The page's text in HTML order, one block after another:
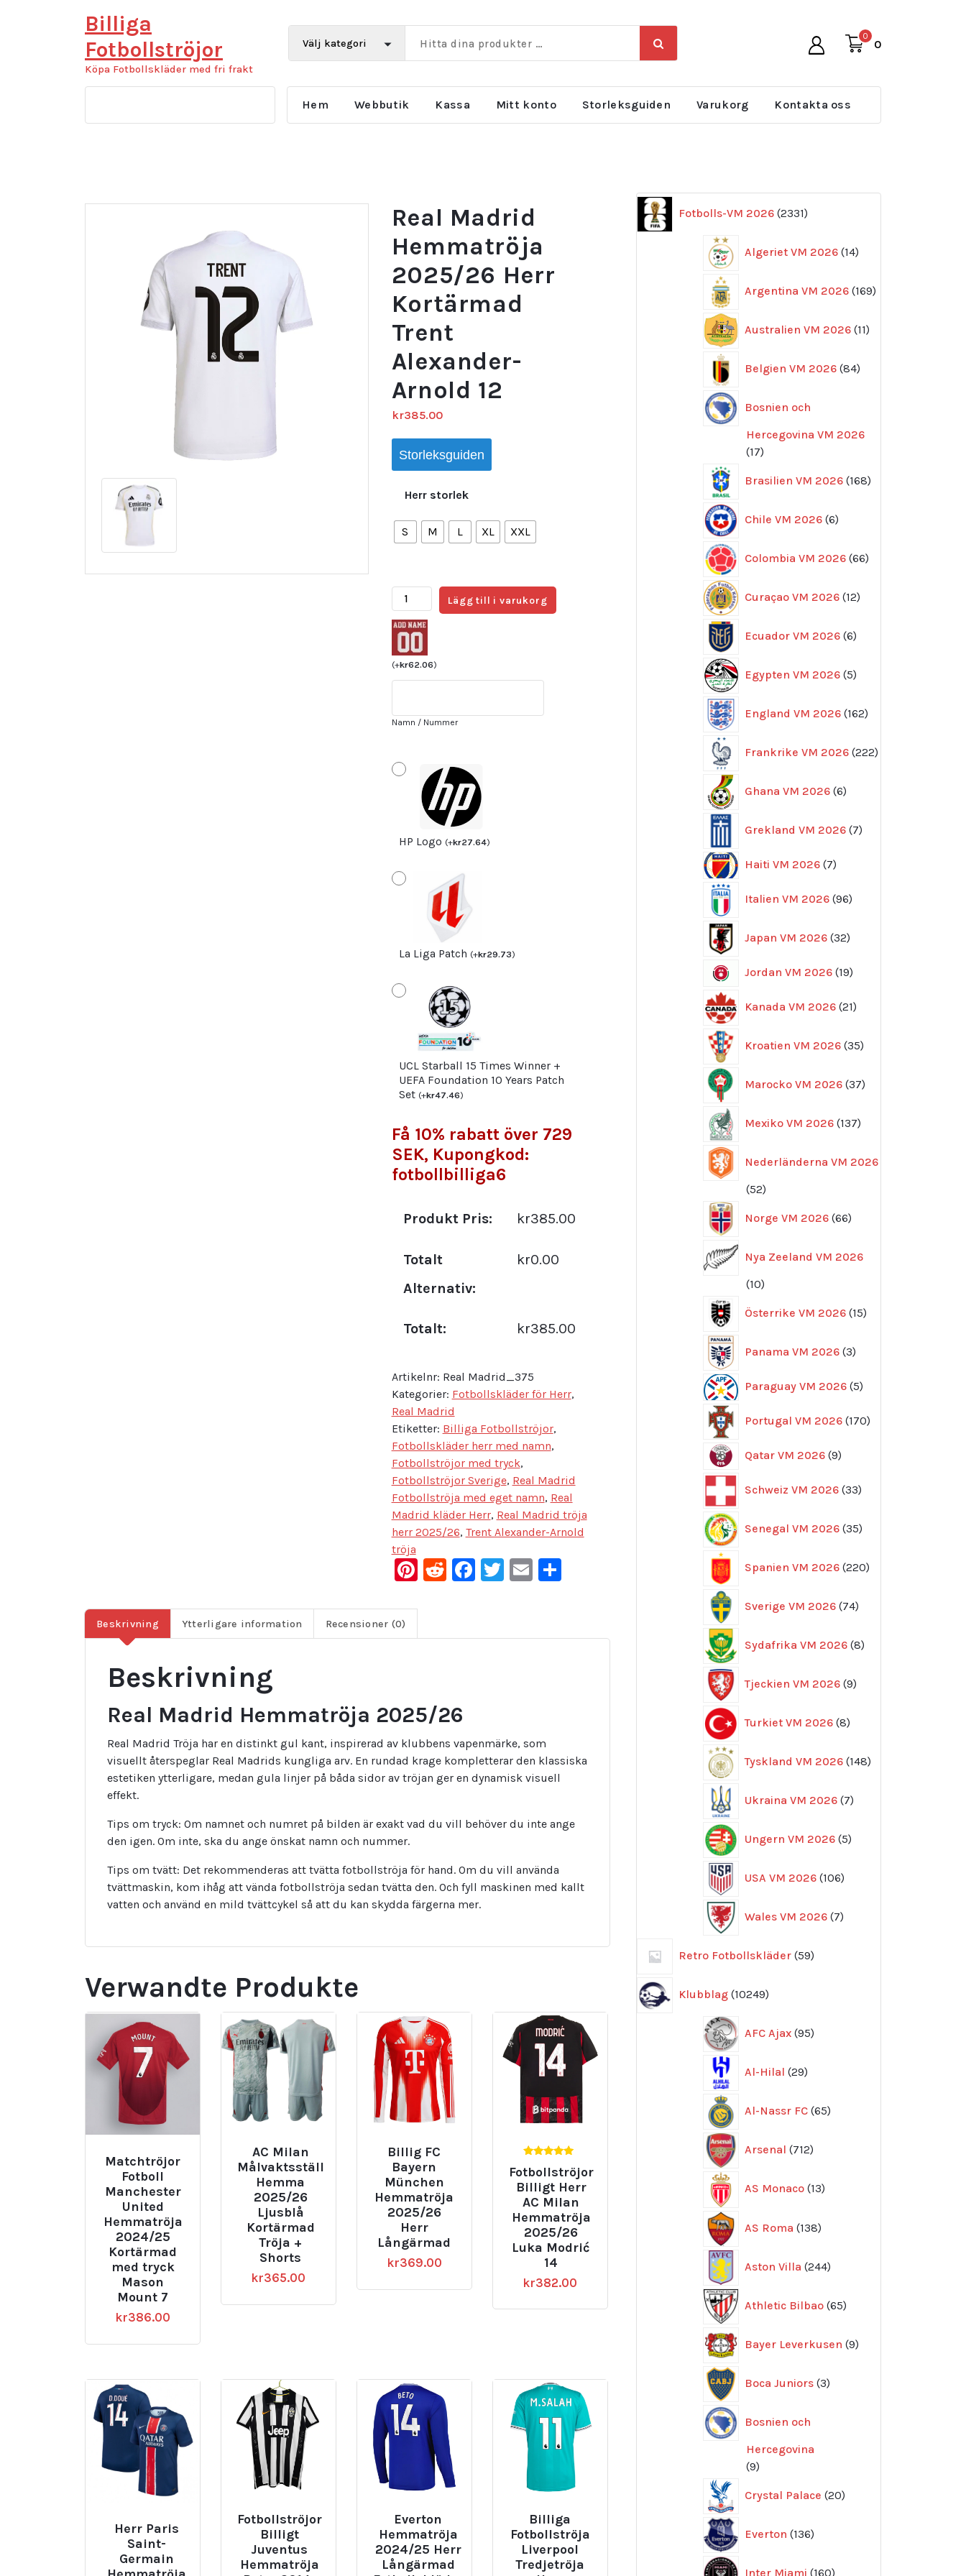
Billiga
Fotbollströjor
Köpa Fotbollskläder med fri frakt
0
0
Hem Webbutik Kassa Mitt konto Storleksguiden Varukorg Kontakta oss
Real Madrid
Hemmatröja
2025/26 Herr
Kortärmad
Trent
Alexander-
Arnold 12
kr385.00
Storleksguiden
Herr storlek
S M L XL XXL
Real
Madrid
Hemmatröja
2025/26
Herr
Kortärmad
Alexander-
mängd
Lägg till i varukorg
(+kr62.06)
Namn / Nummer
HP Logo (+kr27.64)
La Liga Patch (+kr29.73)
UCL Starball 15 Times Winner +
UEFA Foundation 10 Years Patch
Set (+kr47.46)
Få 10% rabatt över 729
SEK, Kupongkod:
fotbollbilliga6
Produkt Pris: kr385.00
Totalt
Alternativ:
kr0.00
Totalt: kr385.00
Artikelnr: Real Madrid_375
Kategorier: Fotbollskläder för Herr,
Real Madrid
Etiketter: Billiga Fotbollströjor,
Fotbollskläder herr med namn,
Fotbollströjor med tryck,
Fotbollströjor Sverige, Real Madrid
Fotbollströja med eget namn, Real
Madrid kläder Herr, Real Madrid tröja
herr 2025/26, Trent Alexander-Arnold
tröja
Pinterest
Reddit
Facebook
Twitter
Email
Dela
Beskrivning Ytterligare information Recensioner (0)
Beskrivning
Real Madrid Hemmatröja 2025/26
Real Madrid Tröja har en distinkt gul kant, inspirerad av klubbens vapenmärke, som
visuellt återspeglar Real Madrids kungliga arv. En rundad krage kompletterar den klassiska
estetiken ytterligare, medan gula linjer på båda sidor av tröjan ger en dynamisk visuell
effekt.
Tips om tryck: Om namnet och numret på bilden är exakt vad du vill behöver du inte ange
den igen. Om inte, ska du ange önskat namn och nummer.
Tips om tvätt: Det rekommenderas att tvätta fotbollströja för hand. Om du vill använda
tvättmaskin, kom ihåg att vända fotbollströja sedan tvätta den. Och fyll maskinen med kallt
vatten och använd en mild tvättcykel så att du kan skydda färgerna mer.
Verwandte Produkte
Matchtröjor
Fotboll
Manchester
United
Hemmatröja
2024/25
Kortärmad
med tryck
Mason
Mount 7
kr386.00
AC Milan
Målvaktsställ
Hemma
2025/26
Ljusblå
Kortärmad
Tröja +
Shorts
kr365.00
Billig FC
Bayern
München
Hemmatröja
2025/26
Herr
Långärmad
kr369.00
av 5
Fotbollströjor
Billigt Herr
AC Milan
Hemmatröja
2025/26
Luka Modrić
14
kr382.00
Herr Paris
Saint-
Germain
Fotbollströjor
Billigt
Juventus
Hemmatröja
Everton
Hemmatröja
2024/25 Herr
Långärmad
Billiga
Fotbollströja
Liverpool
Tredjetröja
Fotbolls-VM 2026 2331
produkter
Algeriet VM 2026 14
produkter
Argentina VM 2026 169
produkter
Australien VM 2026 11
produkter
Belgien VM 2026 84
produkter
Bosnien och
Hercegovina VM 2026
1717
Brasilien VM 2026 168
produkter
Chile VM 2026 6
produkter
Colombia VM 2026 66
produkter
Curaçao VM 2026 12
produkter
Ecuador VM 2026 6
produkter
Egypten VM 2026 5
produkter
England VM 2026 162
produkter
Frankrike VM 2026 222
produkter
Ghana VM 2026 6
produkter
Grekland VM 2026 7
produkter
Haiti VM 2026 77
Italien VM 2026 96
produkter
Japan VM 2026 32
produkter
Jordan VM 2026 1919
Kanada VM 2026 21
produkter
Kroatien VM 2026 35
produkter
Marocko VM 2026 37
produkter
Mexiko VM 2026 137
produkter
Nederländerna VM 2026
5252
Norge VM 2026 66
produkter
Nya Zeeland VM 2026
1010
Österrike VM 2026 15
produkter
Panama VM 2026 3
produkter
Paraguay VM 2026 55
Portugal VM 2026 170
produkter
Qatar VM 2026 99
Schweiz VM 2026 33
produkter
Senegal VM 2026 35
produkter
Spanien VM 2026 220
produkter
Sverige VM 2026 74
produkter
Sydafrika VM 2026 8
produkter
Tjeckien VM 2026 9
produkter
Turkiet VM 2026 8
produkter
Tyskland VM 2026 148
produkter
Ukraina VM 2026 7
produkter
Ungern VM 2026 5
produkter
USA VM 2026 106
produkter
Wales VM 2026 7
produkter
Retro Fotbollskläder 59
produkter
Klubblag 10249
produkter
AFC Ajax 95
produkter
Al-Hilal 29
produkter
Al-Nassr FC 65
produkter
Arsenal 712
produkter
AS Monaco 13
produkter
AS Roma 138
produkter
Aston Villa 244
produkter
Athletic Bilbao 65
produkter
Bayer Leverkusen 9
produkter
Boca Juniors 3
produkter
Bosnien och
Hercegovina
99
Crystal Palace 20
produkter
Everton 136
produkter
Inter Miami 160